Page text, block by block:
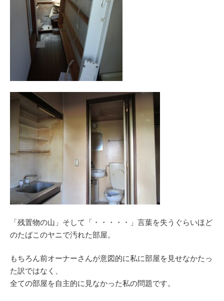
「残置物の山」そして「・・・・・」言葉を失うぐらいほど
のたばこのヤニで汚れた部屋。
もちろん前オーナーさんが意図的に私に部屋を見せなかたっ
た訳ではなく、
全ての部屋を自主的に見なかった私の問題です。